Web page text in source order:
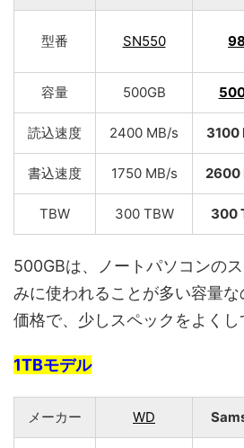
型番 SN550
容量 500GB
読込速度 2400 MB/s 3100
書込速度 1750 MB/s 2600
TBW 300 TBW 300
500GBは、ノートパソコンの
みに使われることが多い容量
価格で、少しスペックをよくし
1TBモデル
メーカー WD